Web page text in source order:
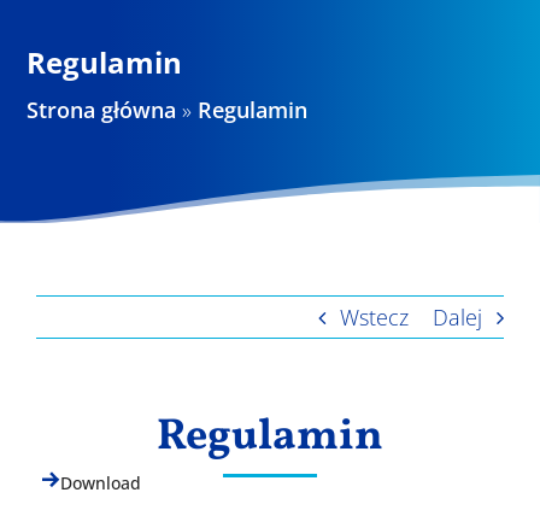
Projekty
Regulamin
Strona główna » Regulamin
Wstecz Dalej
Regulamin
Download